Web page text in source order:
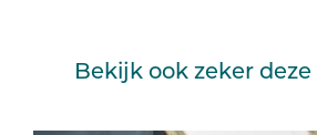
Bekijk ook zeker